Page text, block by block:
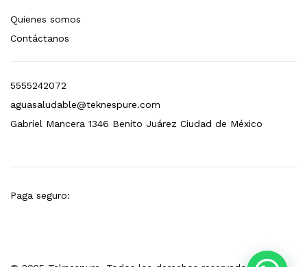
Quienes somos
Contáctanos
5555242072
aguasaludable@teknespure.com
Gabriel Mancera 1346 Benito Juárez Ciudad de México
Paga seguro:
1,499.00